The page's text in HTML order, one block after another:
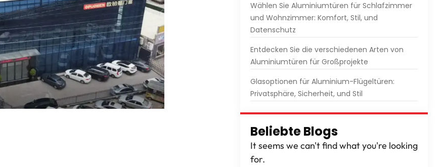
Wählen Sie Aluminiumtüren für Schlafzimmer
und Wohnzimmer: Komfort, Stil, und
Datenschutz
Entdecken Sie die verschiedenen Arten von
Aluminiumtüren für Großprojekte
Glasoptionen für Aluminium-Flügeltüren:
Privatsphäre, Sicherheit, und Stil
Beliebte Blogs
It seems we can't find what you're looking
for.